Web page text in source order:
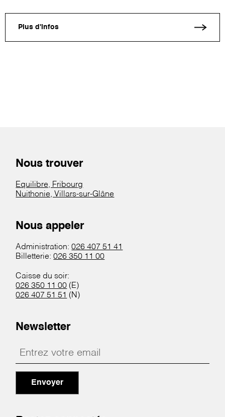
Plus d'infos
Nous trouver
Equilibre, Fribourg
Nuithonie, Villars-sur-Glâne
Nous appeler
Administration:026 407 51 41
Billetterie:026 350 11 00
Caisse du soir:
026 350 11 00 (E)
026 407 51 51 (N)
Newsletter
Envoyer